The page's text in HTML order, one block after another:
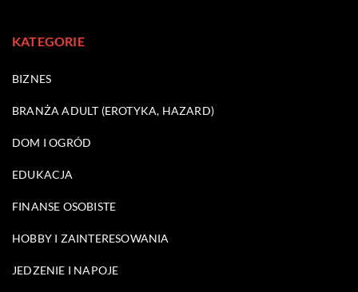
KATEGORIE
BIZNES
BRANŻA ADULT (EROTYKA, HAZARD)
DOM I OGRÓD
EDUKACJA
FINANSE OSOBISTE
HOBBY I ZAINTERESOWANIA
JEDZENIE I NAPOJE